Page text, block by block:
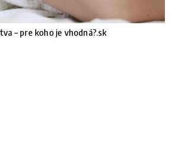
– pre koho je vhodná?.sk